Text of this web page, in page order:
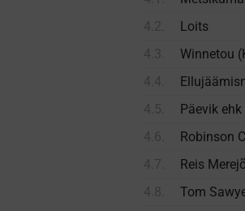
Loits
Winnetou
Päevik
Robinson
Reis
Tom